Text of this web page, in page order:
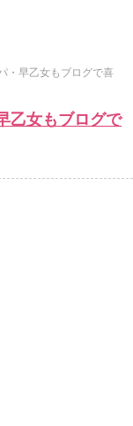
・早乙女もブログで喜
乙女もブログで